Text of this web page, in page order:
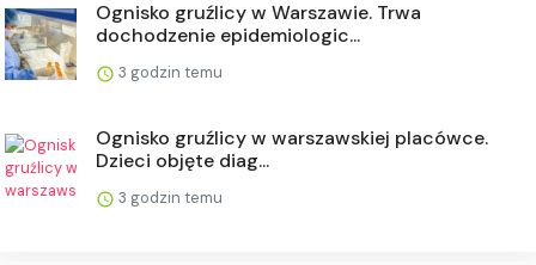
Ognisko gruźlicy w Warszawie. Trwa
dochodzenie epidemiologic...
3 godzin temu
Ognisko gruźlicy w warszawskiej placówce.
Dzieci objęte diag...
3 godzin temu